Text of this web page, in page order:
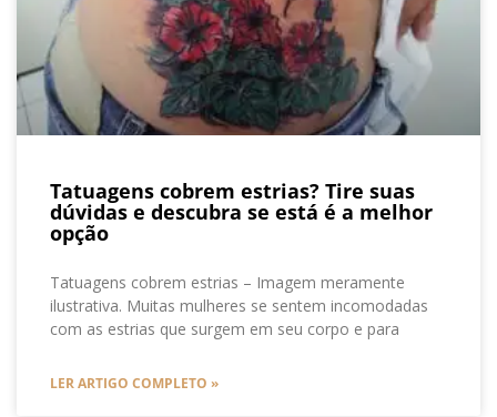
Tatuagens cobrem estrias? Tire suas
dúvidas e descubra se está é a melhor
opção
Tatuagens cobrem estrias – Imagem meramente
ilustrativa. Muitas mulheres se sentem incomodadas
com as estrias que surgem em seu corpo e para
LER ARTIGO COMPLETO »